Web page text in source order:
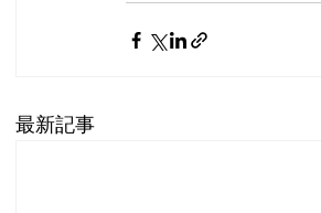
最新記事